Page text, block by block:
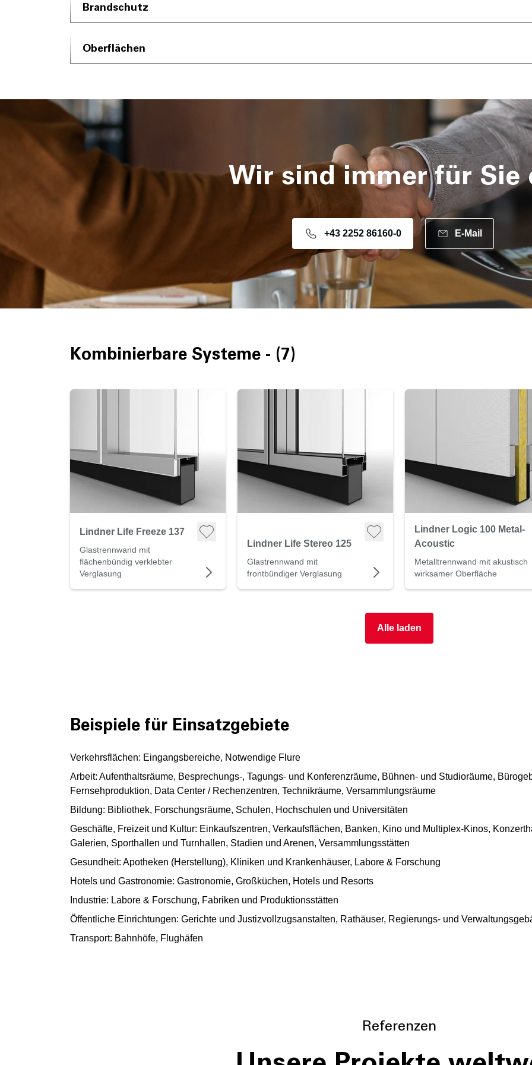
Brandschutz
Oberflächen
Wir sind immer für Sie
+43 2252 86160-0 E-Mail
Kombinierbare Systeme - (7)
Lindner Life Freeze 137
Glastrennwand mit
flächenbündig verklebter
Verglasung
Lindner Life Stereo 125
Glastrennwand mit
frontbündiger Verglasung
Lindner Logic 100 Metal-
Acoustic
Metalltrennwand mit akustisch
wirksamer Oberfläche
Alle laden
Beispiele für Einsatzgebiete
Verkehrsflächen: Eingangsbereiche, Notwendige Flure
Arbeit: Aufenthaltsräume, Besprechungs-, Tagungs- und Konferenzräume, Bühnen- und Studioräume,
Fernsehproduktion, Data Center / Rechenzentren, Technikräume, Versammlungsräume
Bildung: Bibliothek, Forschungsräume, Schulen, Hochschulen und Universitäten
Geschäfte, Freizeit und Kultur: Einkaufszentren, Verkaufsflächen, Banken, Kino und Multiplex-Kinos,
Galerien, Sporthallen und Turnhallen, Stadien und Arenen, Versammlungsstätten
Gesundheit: Apotheken (Herstellung), Kliniken und Krankenhäuser, Labore & Forschung
Hotels und Gastronomie: Gastronomie, Großküchen, Hotels und Resorts
Industrie: Labore & Forschung, Fabriken und Produktionsstätten
Öffentliche Einrichtungen: Gerichte und Justizvollzugsanstalten, Rathäuser, Regierungs- und
Transport: Bahnhöfe, Flughäfen
Referenzen